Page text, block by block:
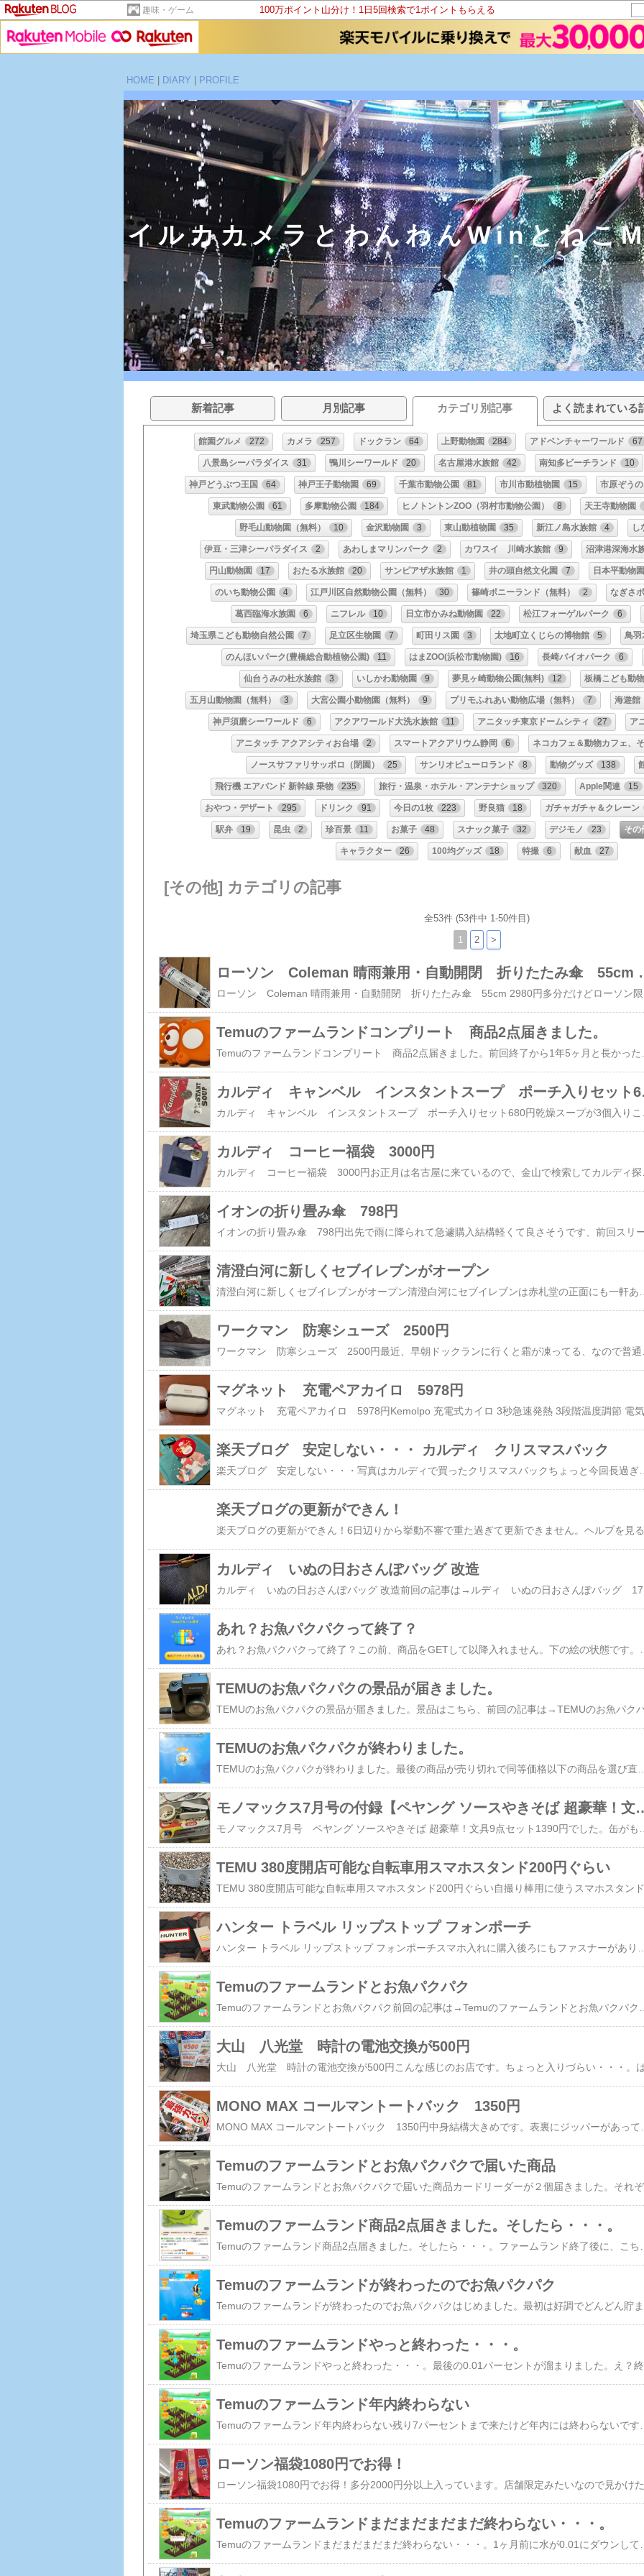
趣味・ゲーム 100万ポイント山分け！1日5回検索で1ポイントもらえる
HOME
DIARY PROFILE
イルカカメラとわんわんWinとねこ
新着記事 月別記事 カテゴリ別記事 よく読まれている
館園グルメ 272 カメラ 257 ドックラン 64 上野動物園 284 アドベンチャーワールド 67
八景島シーパラダイス 31 鴨川シーワールド 20 名古屋港水族館 42 南知多ビーチランド 10
神戸どうぶつ王国 64 神戸王子動物園 69 千葉市動物公園 81 市川市動植物園 15 市原ぞうの
東武動物公園 61 多摩動物公園 184 ヒノトントンZOO（羽村市動物公園） 8 天王寺動物園
野毛山動物園（無料） 10 金沢動物園 3 東山動植物園 35 新江ノ島水族館 4
伊豆・三津シーパラダイス 2 あわしまマリンパーク 2 カワスイ 川崎水族館 9 沼津港深海水
円山動物園 17 おたる水族館 20 サンピアザ水族館 1 井の頭自然文化園 7 日本平動物園
のいち動物公園 4 江戸川区自然動物公園（無料） 30 篠崎ポニーランド（無料） 2 なぎさ
葛西臨海水族園 6 ニフレル 10 日立市かみね動物園 22 松江フォーゲルパーク 6
埼玉県こども動物自然公園 7 足立区生物園 7 町田リス園 3 太地町立くじらの博物館 5 鳥羽
のんほいパーク(豊橋総合動植物公園) 11 はまZOO(浜松市動物園) 16 長崎バイオパーク 6
仙台うみの杜水族館 3 いしかわ動物園 9 夢見ヶ崎動物公園(無料) 12 板橋こども動
五月山動物園（無料） 3 大宮公園小動物園（無料） 9 プリモふれあい動物広場（無料） 7 海遊館
神戸須磨シーワールド 6 アクアワールド大洗水族館 11 アニタッチ東京ドームシティ 27 ア
アニタッチ アクアシティお台場 2 スマートアクアリウム静岡 6 ネコカフェ＆動物カフェ、
ノースサファリサッポロ（閉園） 25 サンリオピューロランド 8 動物グッズ 138
飛行機 エアバンド 新幹線 乗物 235 旅行・温泉・ホテル・アンテナショップ 320 Apple関連 15
おやつ・デザート 295 ドリンク 91 今日の1枚 223 野良猫 18 ガチャガチャ＆クレーン
駅弁 19 昆虫 2 珍百景 11 お菓子 48 スナック菓子 32 デジモノ 23 その
キャラクター 26 100均グッズ 18 特撮 6 献血 27
[その他] カテゴリの記事
全53件 (53件中 1-50件目)
1 2 >
ローソン
Temuのファームランドコンプリート 商品2点届きました。
カルディ
カルディ コーヒー福袋 3000円
イオンの折り畳み傘 798円
清澄白河に新しくセブイレブンがオープン
ワークマン 防寒シューズ 2500円
マグネット 充電ペアカイロ 5978円
楽天ブログ 安定しない・・・ カルディ クリスマスバック
​楽天ブログ 安定しない・・・写真はカルディで買ったクリスマスバックちょっと今回長過ぎ・・・。裏も猫の雪だるまがかわいい。画像UPがいまだに上手く行きません。※画像などの無断使用転載禁止
楽天ブログの更新ができん！
カルディ いぬの日おさんぽバッグ 改造
あれ？お魚パクパクって終了？
TEMUのお魚パクパクの景品が届きました。
TEMUのお魚パクパクが終わりました。
モノマックス7月号の付録【ペヤング
TEMU 380度開店可能な自転車用スマホスタンド200円ぐらい
ハンター トラベル リップストップ フォンポーチ
Temuのファームランドとお魚パクパク
大山 八光堂 時計の電池交換が500円
MONO MAX コールマントートバック 1350円
Temuのファームランドとお魚パクパクで届いた商品
Temuのファームランドとお魚パクパクで届いた商品カ
Temuのファームランド商品2点届きました。そしたら・・・。
Temuのファームランドが終わったのでお魚パクパク
Temuのファームランドやっと終わった・・・。
Temuのファームランド年内終わらない
ローソン福袋1080円でお得！
Temuのファームランドまだまだまだまだ終わらない・・・。